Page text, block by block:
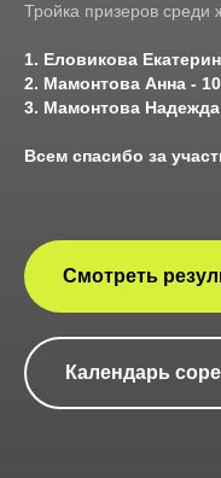
Тройка призеров среди
1. Еловикова
2. Мамонтова Анна -
3. Мамонтова Надежда
Всем спасибо за
Смотреть
Календарь